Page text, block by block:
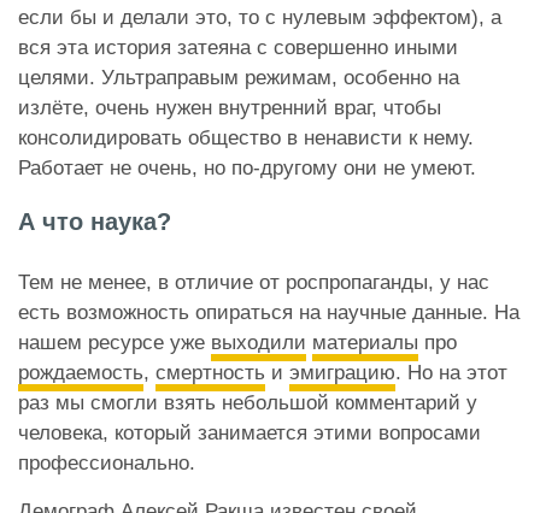
если бы и делали это, то с нулевым эффектом), а
вся эта история затеяна с совершенно иными
целями. Ультраправым режимам, особенно на
излёте, очень нужен внутренний враг, чтобы
консолидировать общество в ненависти к нему.
Работает не очень, но по-другому они не умеют.
А что наука?
Тем не менее, в отличие от роспропаганды, у нас
есть возможность опираться на научные данные. На
нашем ресурсе уже выходили материалы про
рождаемость, смертность и эмиграцию. Но на этот
раз мы смогли взять небольшой комментарий у
человека, который занимается этими вопросами
профессионально.